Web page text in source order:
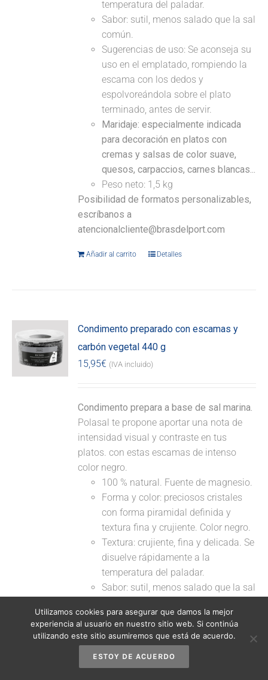
temperatura del paladar.
Sabor: sutil, menos salado que la sal
común.
Sugerencias de uso: Se aconseja su
uso en el emplatado, rompiendo la
escama con los dedos y
espolvoreándola sobre el plato
terminado, antes de servir.
Maridaje: especialmente indicada
para decoración en platos con
cremas y salsas de color suave,
quesos, carpaccios, carnes blancas...
Peso neto: 1,5 kg
Posibilidad de formatos personalizables,
escríbanos a
atencionalcliente@brasdelport.com
Añadir al carrito Detalles
Condimento preparado con escamas y
carbón vegetal 440 g
15,95€ (IVA incluido)
Condimento prepara a base de sal marina.
Polasal te propone aportar una nota de
intensidad visual y contraste en tus
platos. con estas escamas de intenso
color negro.
100 % natural. Fuente de magnesio.
Forma y color: preciosos cristales
con forma piramidal definida y
textura fina y crujiente. Color negro.
Textura: crujiente, fina y delicada. Se
disuelve rápidamente a la
temperatura del paladar.
Sabor: sutil, menos salado que la sal
Aroma: cítrico suave.
Sugerencias de uso: Se aconseja su
uso en el emplatado, rompiendo la
escama con los dedos y
Utilizamos cookies para asegurar que damos la mejor
experiencia al usuario en nuestro sitio web. Si continúa
utilizando este sitio asumiremos que está de acuerdo.
ESTOY DE ACUERDO